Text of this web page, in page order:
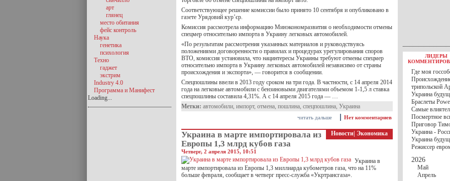
Соответствующее решение комиссии было принято 10 сентября и опубликовано в
газете Урядовий кур’єр.
Комиссия рассмотрела информацию Минэкономразвития о необходимости отмены
спецмер относительно импорта в Украину легковых автомобилей.
«По результатам рассмотрения указанных материалов и руководствуясь
положениями договоренности о правилах и процедурах урегулирования споров
ВТО, комиссия установила, что нацинтересы Украины требуют отмены спецмер
относительно импорта в Украину легковых автомобилей независимо от страны
происхождения и экспорта», — говорится в сообщении.
Спецпошлины ввели в 2013 году сроком на три года. В частности, с 14 апреля 2014
года на легковые автомобили с бензиновыми двигателями объемом 1-1,5 л ставка
спецпошлины составила 4,31%. А с 14 апреля 2015 года — …
Метки: автомобили, импорт, отмена, пошлина, спецпошлина, Украина
Нет комментариев
читать дальше
Новости Экономика
Украина в марте импортировала из
Европы 1,3 млрд кубов газа
Четверг, 2 апреля 2015, 10:51
Украина в
марте импортировала из Европы 1,3 миллиарда кубометров газа, что на 11%
больше февраля, сообщает в четверг пресс-служба «Укртрансгаза».
арт
глянец
место обитания
фейс контроль
Наука
генетика
психология
Техно
гаджет
экстрим
Industry 4.0
Программа и Манифест
Loading...
30 Ноября С 1
30 Ноября
РФ
27 Ноября
ВВП
госбюджете
27 Ноября
Турции
17 Ноября
шестилетнего
16 Ноября
13 Ноября
10 Ноября
10 Ноября
особом статусе
03 Ноября
ЛИДЕРЫ
Где моя
трипольской
Украина
Браслеты
Самые
Посмертное
Приговор
Украина -
Украина
Режиссер
2026
Май
Апрель